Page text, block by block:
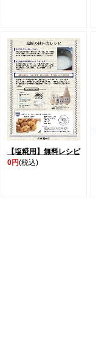
【塩糀用】無料レシピ
0円(税込)